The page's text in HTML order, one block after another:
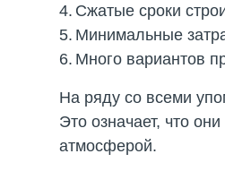
Сжатые сроки
Минимальные
Много вариантов
На ряду со всеми
Это означает, что
атмосферой.